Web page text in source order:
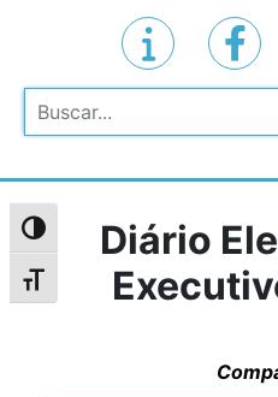
Alternar alto contraste
Alternar tamanho da fonte
Pesquisar
Diário